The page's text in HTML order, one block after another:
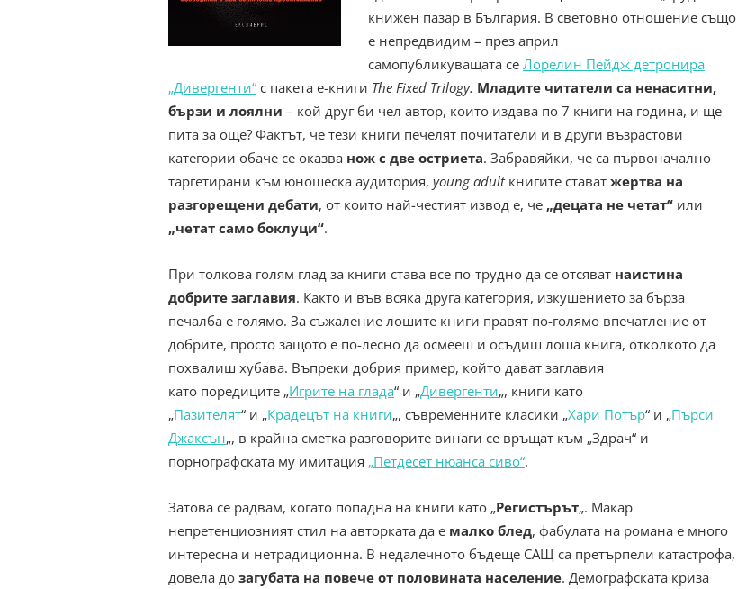
книжен пазар в България. В световно отношение също
е непредвидим – през април
самопубликуващата се Лорелин Пейдж детронира
„Дивергенти“ с пакета е-книги The Fixed Trilogy. Младите читатели са ненаситни,
бързи и лоялни – кой друг би чел автор, които издава по 7 книги на година, и ще
пита за още? Фактът, че тези книги печелят почитатели и в други възрастови
категории обаче се оказва нож с две остриета. Забравяйки, че са първоначално
таргетирани към юношеска аудитория, young adultкнигите стават жертва на
разгорещени дебати, от които най-честият извод е, че „децата не четат“ или
„четат само боклуци“.
При толкова голям глад за книги става все по-трудно да се отсяват наистина
добрите заглавия. Както и във всяка друга категория, изкушението за бърза
печалба е голямо. За съжаление лошите книги правят по-голямо впечатление от
добрите, просто защото е по-лесно да осмееш и осъдиш лоша книга, отколкото да
похвалиш хубава. Въпреки добрия пример, който дават заглавия
като поредиците „Игрите на глада“ и „Дивергенти„, книги като
„Пазителят“ и „Крадецът на книги„, съвременните класики „Хари Потър“ и „Пърси
Джаксън„, в крайна сметка разговорите винаги се връщат към „Здрач“ и
порнографската му имитация „Петдесет нюанса сиво“.
Затова се радвам, когато попадна на книги като „Регистърът„. Макар
непретенциозният стил на авторката да е малко блед, фабулата на романа е много
интересна и нетрадиционна. В недалечното бъдеще САЩ са претърпели катастрофа,
довела до загубата на повече от половината население. Демографската криза